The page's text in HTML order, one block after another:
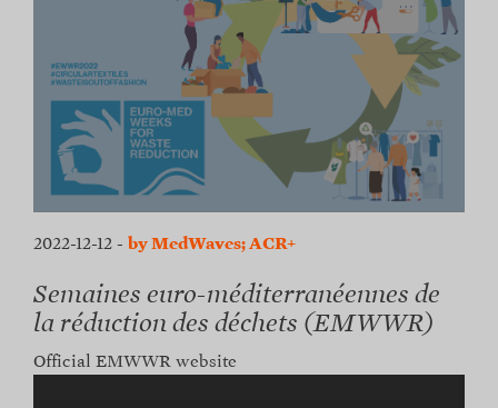
2022-12-12 - by MedWaves; ACR+
Semaines euro-méditerranéennes de
la réduction des déchets (EMWWR)
Official EMWWR website